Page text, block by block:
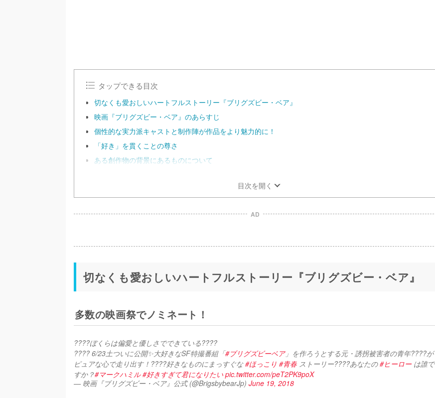
タップできる目次
切なくも愛おしいハートフルストーリー『ブリグズビー・ベア』
映画『ブリグズビー・ベア』のあらすじ
個性的な実力派キャストと制作陣が作品をより魅力的に！
「好き」を貫くことの尊さ
ある創作物の背景にあるものについて
目次を開く
AD
切なくも愛おしいハートフルストーリー『ブリグズビー・ベア』
多数の映画祭でノミネート！
????ぼくらは偏愛と優しさでできている????
???? 6/23土ついに公開✨大好きなSF特撮番組「#ブリグズビーベア」を作ろうとする元・誘拐被害者の青年????が
ピュアな心で走り出す！????好きなものにまっすぐな #ほっこり #青春 ストーリー????あなたの #ヒーロー は誰で
すか？#マークハミル #好きすぎて君になりたい pic.twitter.com/peT2PK9poX
— 映画『ブリグズビー・ベア』公式 (@BrigsbybearJp) June 19, 2018